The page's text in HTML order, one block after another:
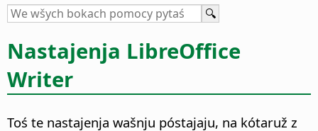
Nastajenja LibreOffice
Writer
Toś te nastajenja wašnju póstajaju, na kótaruž z